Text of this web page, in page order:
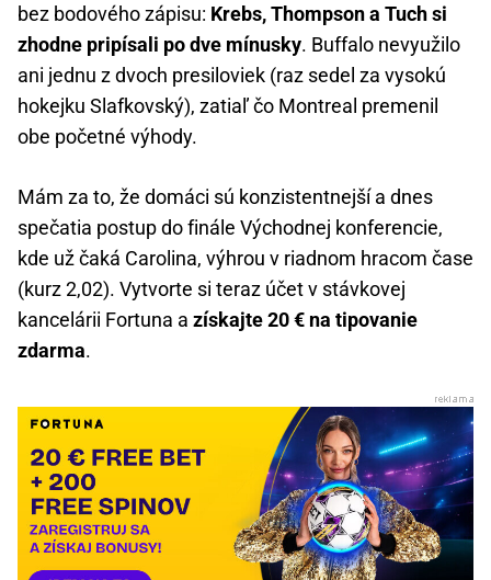
bez bodového zápisu: Krebs, Thompson a Tuch si
zhodne pripísali po dve mínusky. Buffalo nevyužilo
ani jednu z dvoch presiloviek (raz sedel za vysokú
hokejku Slafkovský), zatiaľ čo Montreal premenil
obe početné výhody.
Mám za to, že domáci sú konzistentnejší a dnes
spečatia postup do finále Východnej konferencie,
kde už čaká Carolina, výhrou v riadnom hracom čase
(kurz 2,02). Vytvorte si teraz účet v stávkovej
kancelárii Fortuna a získajte 20 € na tipovanie
zdarma.